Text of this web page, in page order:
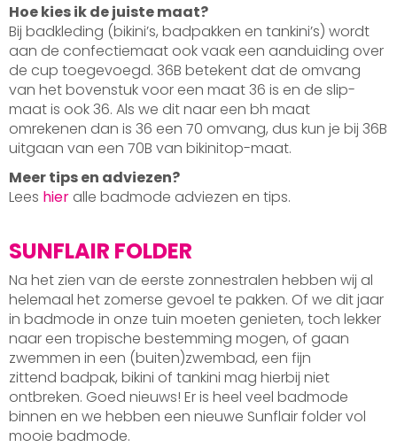
Hoe kies ik de juiste maat?
Bij badkleding (bikini’s, badpakken en tankini’s) wordt
aan de confectiemaat ook vaak een aanduiding over
de cup toegevoegd. 36B betekent dat de omvang
van het bovenstuk voor een maat 36 is en de slip-
maat is ook 36. Als we dit naar een bh maat
omrekenen dan is 36 een 70 omvang, dus kun je bij 36B
uitgaan van een 70B van bikinitop-maat.
Meer tips en adviezen?
Lees hier alle badmode adviezen en tips.
SUNFLAIR FOLDER
Na het zien van de eerste zonnestralen hebben wij al
helemaal het zomerse gevoel te pakken. Of we dit jaar
in badmode in onze tuin moeten genieten, toch lekker
naar een tropische bestemming mogen, of gaan
zwemmen in een (buiten)zwembad, een fijn
zittend badpak, bikini of tankini mag hierbij niet
ontbreken. Goed nieuws! Er is heel veel badmode
binnen en we hebben een nieuwe Sunflair folder vol
mooie badmode.